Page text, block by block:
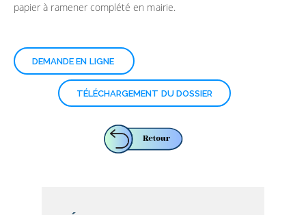
papier à ramener complété en mairie.
DEMANDE EN LIGNE
TÉLÉCHARGEMENT DU DOSSIER